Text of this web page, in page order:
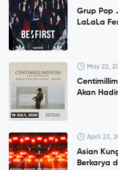
Grup Pop
LaLaLa
May 22,
Akan
April 23,
Asian
Berkarya